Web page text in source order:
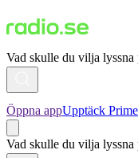
Vad skulle du vilja lyssna
Öppna appUpptäck Prime
Vad skulle du vilja lyssna